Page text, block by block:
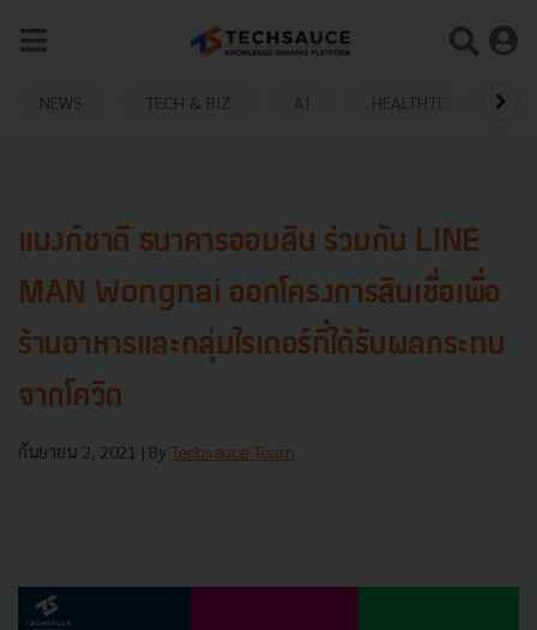
NEWS TECH & BIZ AI HEALTHTECH
แบงก์ชาติ ธนาคารออมสิน ร่วมกับ LINE
MAN Wongnai ออกโครงการสินเชื่อเพื่อ
ร้านอาหารและกลุ่มไรเดอร์ที่ได้รับผลกระทบ
จากโควิด
กันยายน 2, 2021 | By Techsauce Team